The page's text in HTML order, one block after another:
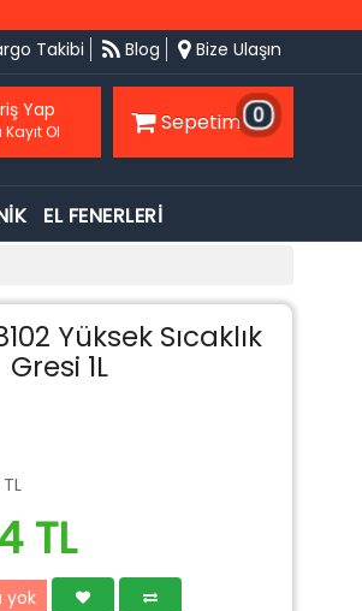
Takibi Blog Bize Ulaşın
Yap
Ol Sepetim 0
EL FENERLERİ
Yüksek Sıcaklık
Gresi 1L
TL
yok